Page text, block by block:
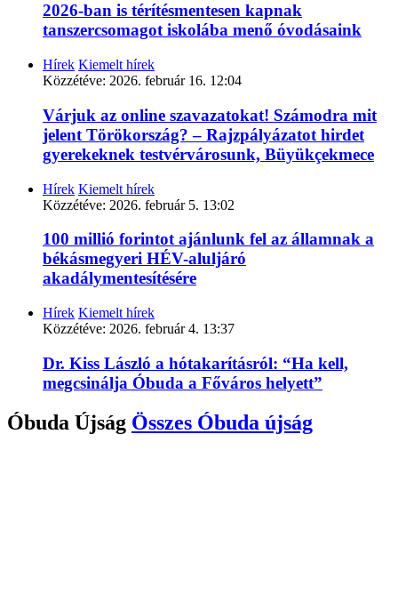
2026-ban is térítésmentesen kapnak
tanszercsomagot iskolába menő óvodásaink
Hírek Kiemelt hírek
Közzétéve: 2026. február 16. 12:04
Várjuk az online szavazatokat! Számodra mit
jelent Törökország? – Rajzpályázatot hirdet
gyerekeknek testvérvárosunk, Büyükçekmece
Hírek Kiemelt hírek
Közzétéve: 2026. február 5. 13:02
100 millió forintot ajánlunk fel az államnak a
békásmegyeri HÉV-aluljáró
akadálymentesítésére
Hírek Kiemelt hírek
Közzétéve: 2026. február 4. 13:37
Dr. Kiss László a hótakarításról: “Ha kell,
megcsinálja Óbuda a Főváros helyett”
Óbuda Újság Összes Óbuda újság